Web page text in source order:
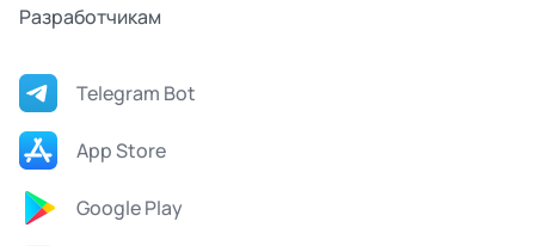
Разработчикам
Telegram Bot
App Store
Google Play